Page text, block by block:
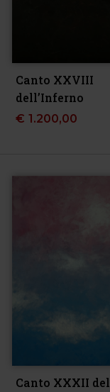
Canto XXVIII
dell’Inferno
€ 1.200,00
Canto XXXII del